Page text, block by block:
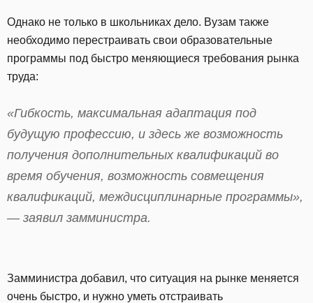
Однако не только в школьниках дело. Вузам также
необходимо перестраивать свои образовательные
программы под быстро меняющиеся требования рынка
труда:
«Гибкость, максимальная адаптация под
будущую профессию, и здесь же возможность
получения дополнительных квалификаций во
время обучения, возможность совмещения
квалификаций, междисциплинарные программы»,
— заявил замминистра.
Замминистра добавил, что ситуация на рынке меняется
очень быстро, и нужно уметь отстраивать